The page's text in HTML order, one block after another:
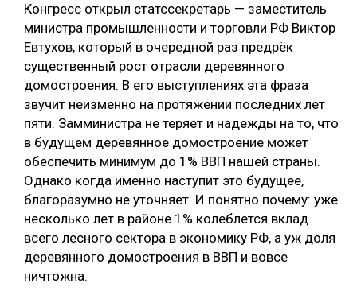
Конгресс открыл статссекретарь — заместитель
министра промышленности и торговли РФ Виктор
Евтухов, который в очередной раз предрёк
существенный рост отрасли деревянного
домостроения. В его выступлениях эта фраза
звучит неизменно на протяжении последних лет
пяти. Замминистра не теряет и надежды на то, что
в будущем деревянное домостроение может
обеспечить минимум до 1% ВВП нашей страны.
Однако когда именно наступит это будущее,
благоразумно не уточняет. И понятно почему: уже
несколько лет в районе 1% колеблется вклад
всего лесного сектора в экономику РФ, а уж доля
деревянного домостроения в ВВП и вовсе
ничтожна.